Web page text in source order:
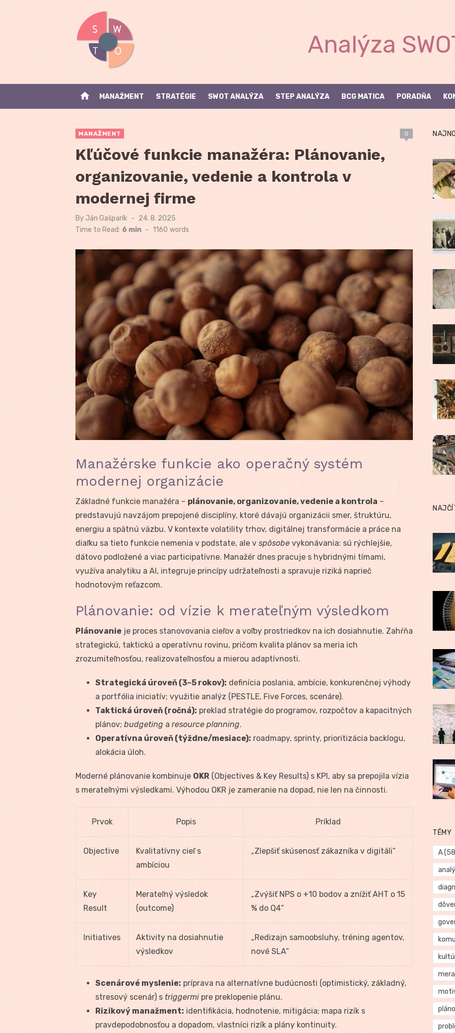
Analýza
home MANAŽMENT STRATÉGIE SWOT ANALÝZA STEP ANALÝZA BCG MATICA PORADŇA
MANAŽMENT 0
Kľúčové funkcie manažéra: Plánovanie,
organizovanie, vedenie a kontrola v
modernej firme
By Ján Gašparík
Posted
on
24. 8. 2025
Time to Read: 6 min - 1160 words
Manažérske funkcie ako operačný systém
modernej organizácie
Základné funkcie manažéra – plánovanie, organizovanie, vedenie a kontrola –
predstavujú navzájom prepojené disciplíny, ktoré dávajú organizácii smer, štruktúru,
energiu a spätnú väzbu. V kontexte volatility trhov, digitálnej transformácie a práce na
diaľku sa tieto funkcie nemenia v podstate, ale v spôsobe vykonávania: sú rýchlejšie,
dátovo podložené a viac participatívne. Manažér dnes pracuje s hybridnými tímami,
využíva analytiku a AI, integruje princípy udržateľnosti a spravuje riziká naprieč
hodnotovým reťazcom.
Plánovanie: od vízie k merateľným výsledkom
Plánovanie je proces stanovovania cieľov a voľby prostriedkov na ich dosiahnutie. Zahŕňa
strategickú, taktickú a operatívnu rovinu, pričom kvalita plánov sa meria ich
zrozumiteľnosťou, realizovateľnosťou a mierou adaptívnosti.
Strategická úroveň (3–5 rokov): definícia poslania, ambície, konkurenčnej výhody
a portfólia iniciatív; využitie analýz (PESTLE, Five Forces, scenáre).
Taktická úroveň (ročná): preklad stratégie do programov, rozpočtov a kapacitných
plánov; budgeting a resource planning.
Operatívna úroveň (týždne/mesiace): roadmapy, sprinty, prioritizácia backlogu,
alokácia úloh.
Moderné plánovanie kombinuje OKR (Objectives & Key Results) s KPI, aby sa prepojila vízia
s merateľnými výsledkami. Výhodou OKR je zameranie na dopad, nie len na činnosti.
Prvok Popis Príklad
Objective
Kvalitatívny cieľ s
ambíciou
„Zlepšiť skúsenosť zákazníka v digitáli“
Key
Result
Merateľný výsledok
(outcome)
„Zvýšiť NPS o +10 bodov a znížiť AHT o 15
% do Q4“
Initiatives
Aktivity na dosiahnutie
výsledkov
„Redizajn samoobsluhy, tréning agentov,
nové SLA“
Scenárové myslenie: príprava na alternatívne budúcnosti (optimistický, základný,
stresový scenár) s triggermi pre preklopenie plánu.
Rizikový manažment: identifikácia, hodnotenie, mitigácia; mapa rizík s
pravdepodobnosťou a dopadom, vlastníci rizík a plány kontinuity.
TÉMY
A